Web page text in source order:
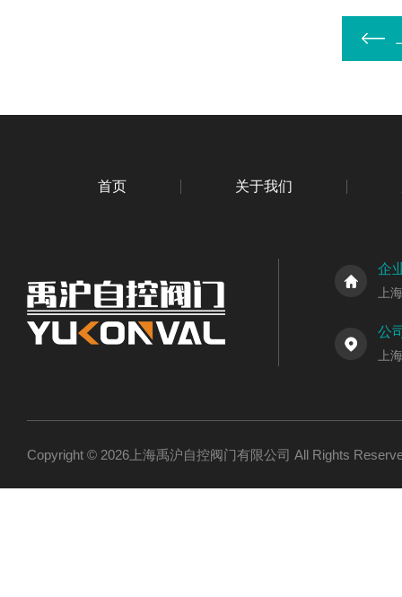
首页 关于我们
企
上
公
上
Copyright © 2026上海禹沪自控阀门有限公司 All Rights